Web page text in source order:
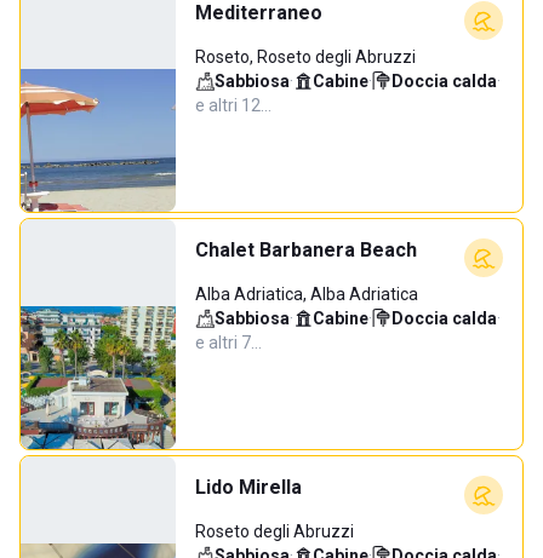
Mediterraneo
Roseto, Roseto degli Abruzzi
Sabbiosa· Cabine· Doccia calda·
e altri 12…
Chalet Barbanera Beach
Alba Adriatica, Alba Adriatica
Sabbiosa· Cabine· Doccia calda·
e altri 7…
Lido Mirella
Roseto degli Abruzzi